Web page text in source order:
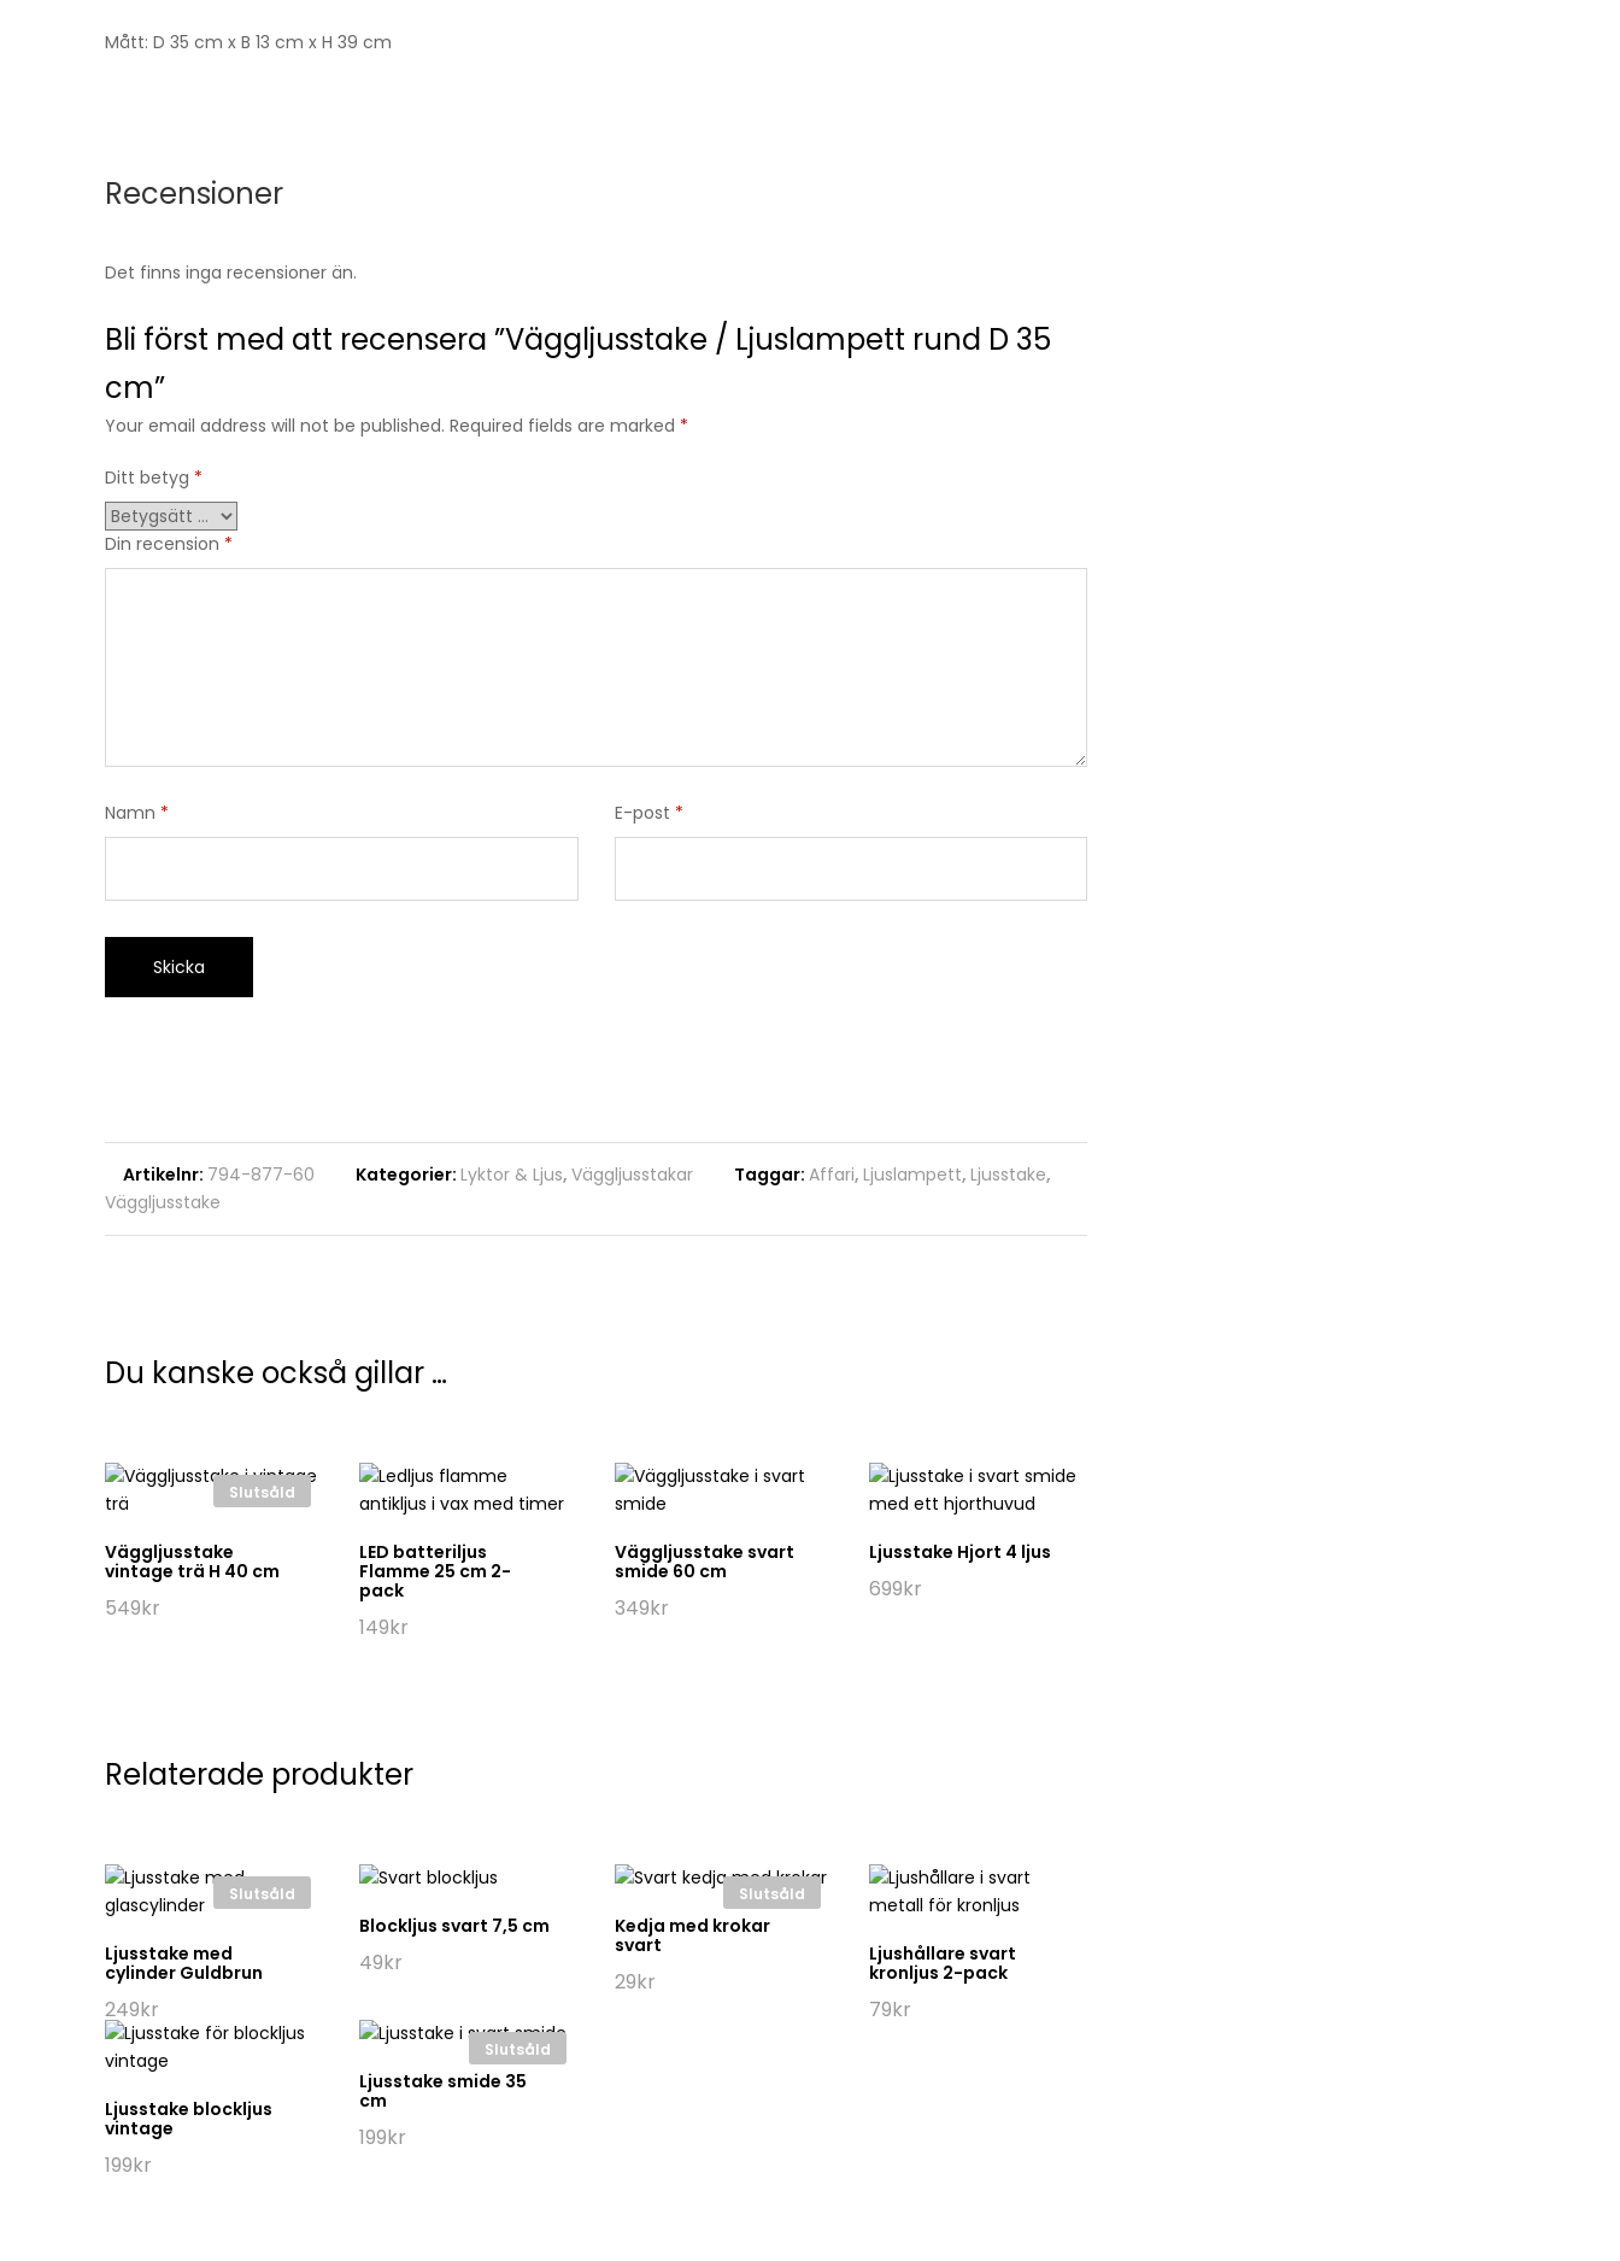
Mått: D 35 cm x B 13 cm x H 39 cm
Recensioner
Det finns inga recensioner än.
Bli först med att recensera ”Väggljusstake / Ljuslampett rund D 35
cm”
Your email address will not be published. Required fields are marked *
Ditt betyg *
Din recension *
Namn * E-post *
Artikelnr: 794-877-60 Kategorier: Lyktor & Ljus, Väggljusstakar Taggar: Affari, Ljuslampett, Ljusstake,
Väggljusstake
Du kanske också gillar …
Slutsåld
Väggljusstake
vintage trä H 40 cm
549kr
LED batteriljus
Flamme 25 cm 2-
pack
149kr
Väggljusstake svart
smide 60 cm
349kr
Ljusstake Hjort 4 ljus
699kr
Relaterade produkter
Slutsåld
Ljusstake med
cylinder Guldbrun
249kr
Blockljus svart 7,5 cm
49kr
Slutsåld
Kedja med krokar
svart
29kr
Ljushållare svart
kronljus 2-pack
79kr
Ljusstake blockljus
vintage
199kr
Slutsåld
Ljusstake smide 35
cm
199kr